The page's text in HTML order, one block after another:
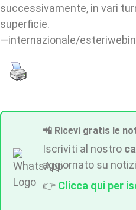
successivamente, in vari
superficie.
—internazionale/
📲 Ricevi gratis le
Iscriviti al nostro
aggiornato su
👉 Clicca qui per